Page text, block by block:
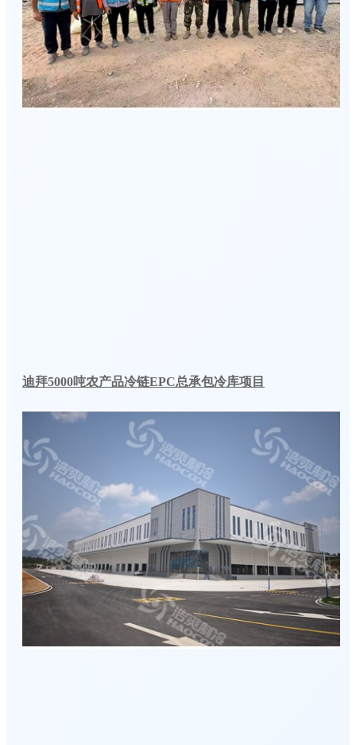
迪拜5000吨农产品冷链EPC总承包冷库项目